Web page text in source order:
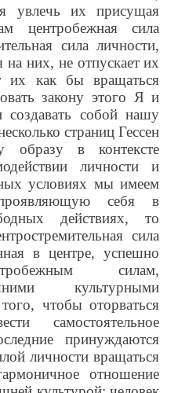
увлечь их присущая
центробежная сила
сила личности,
на них, не отпускает их
их как бы вращаться
закону этого Я и
собой нашу
страниц Гессен
образу в контексте
личности и
условиях мы имеем
себя в
действиях, то
сила
в центре, успешно
силам,
культурными
чтобы оторваться
самостоятельное
принуждаются
личности вращаться
отношение